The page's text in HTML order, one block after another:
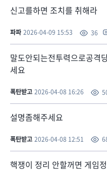
신고를하면 조치를 취해라
파파 2026-04-09 15:53 36
말도안되는전투력으로공격
세요
폭탄받고 2026-04-08 16:26
설명좀해주세요
폭탄받고 2026-04-08 12:51
핵쟁이 정리 안할꺼면 게임